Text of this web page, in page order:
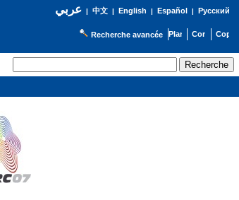
عربي| 中文| English | Español | Русский
Recherche avancée